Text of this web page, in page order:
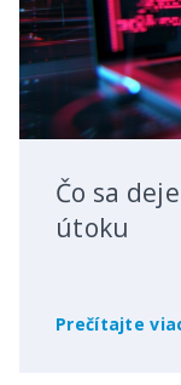
Čo sa
útoku
Prečítajte